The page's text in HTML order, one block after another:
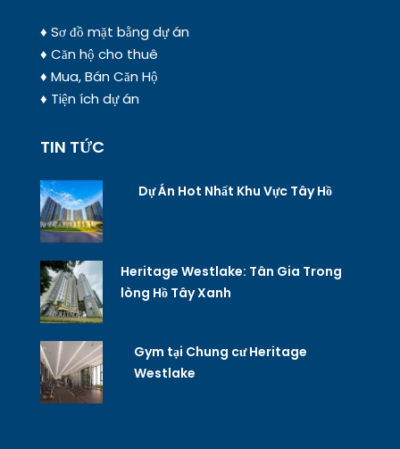
♦ Sơ đồ mặt bằng dự án
♦ Căn hộ cho thuê
♦ Mua, Bán Căn Hộ
♦ Tiện ích dự án
TIN TỨC
Dự Án Hot Nhất Khu Vực Tây Hồ
Heritage Westlake: Tân Gia Trong
lòng Hồ Tây Xanh
Gym tại Chung cư Heritage
Westlake